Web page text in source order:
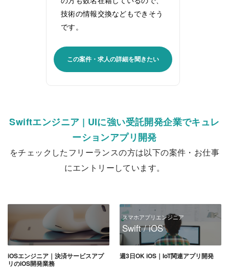
技術の情報交換などもできそう
です。
この案件・求人の詳細を聞きたい
Swiftエンジニア | UIに強い受託開発企業でキュレ
ーションアプリ開発
をチェックしたフリーランスの方は以下の案件・お仕事
にエントリーしています。
iOSエンジニア｜決済サービスアプ
リのiOS開発業務
スマホアプリエンジニア
Swift / iOS
週3日OK iOS｜IoT関連アプリ開発